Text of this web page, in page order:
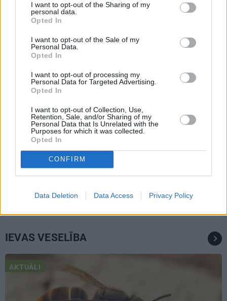
I want to opt-out of the Sharing of my
personal data.
Opted In
I want to opt-out of the Sale of my
Personal Data.
Opted In
I want to opt-out of processing my
Personal Data for Targeted Advertising.
Opted In
I want to opt-out of Collection, Use,
Retention, Sale, and/or Sharing of my
Personal Data that Is Unrelated with the
Purposes for which it was collected.
Opted In
CONFIRM
Data Deletion Data Access Privacy Policy
«Ir laiks likt punktu…» Basketbolists Dāvis Bertāns
pieņēmis smagu lēmumu un dod solījumu saviem
IEVAS VESELĪBA
AKTUĀLI